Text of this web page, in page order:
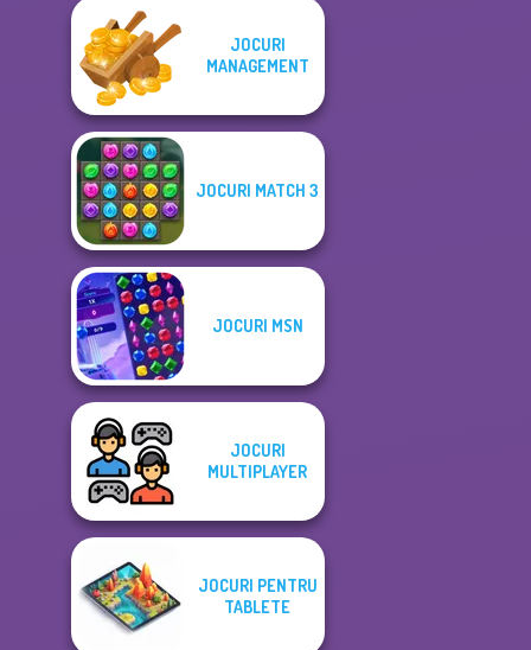
JOCURI
MANAGEMENT
JOCURI MATCH 3
JOCURI MSN
JOCURI
MULTIPLAYER
JOCURI PENTRU
TABLETE